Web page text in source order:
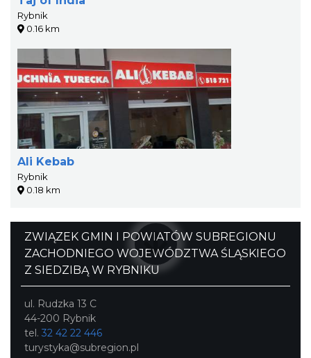
Rybnik
0.16 km
Ali Kebab
Rybnik
0.18 km
ZWIĄZEK GMIN I POWIATÓW SUBREGIONU
ZACHODNIEGO WOJEWÓDZTWA ŚLĄSKIEGO
Z SIEDZIBĄ W RYBNIKU
ul. Rudzka 13 C
44-200 Rybnik
tel. 32 42 22 446
turystyka@subregion.pl